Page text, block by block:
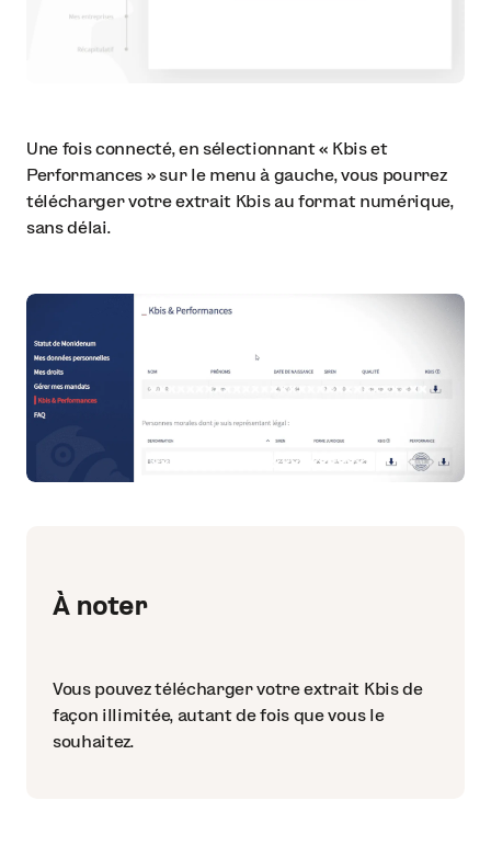
Une fois connecté, en sélectionnant « Kbis et
Performances » sur le menu à gauche, vous pourrez
télécharger votre extrait Kbis au format numérique,
sans délai.
À noter
Vous pouvez télécharger votre extrait Kbis de
façon illimitée, autant de fois que vous le
souhaitez.